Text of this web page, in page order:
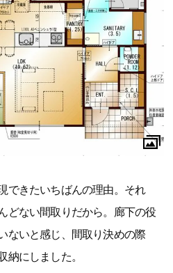
できたいちばんの理由。それ
どない間取りだから。廊下の役
ないと感じ、間取り決めの際
納にしました。